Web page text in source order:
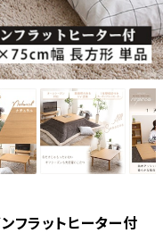
フラットヒーター付